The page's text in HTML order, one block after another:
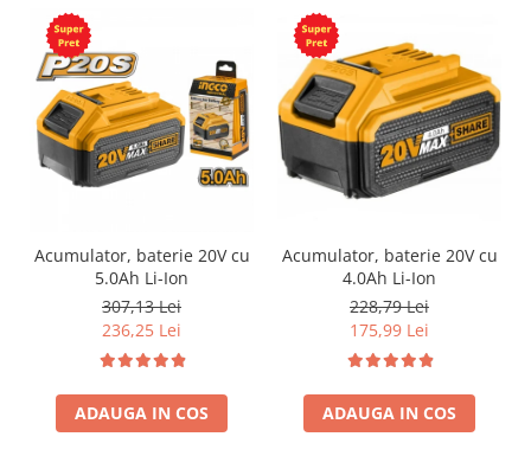
Acumulator, baterie 20V cu
5.0Ah Li-Ion
307,13 Lei
236,25 Lei
ADAUGA IN COS
Acumulator, baterie 20V cu
4.0Ah Li-Ion
228,79 Lei
175,99 Lei
ADAUGA IN COS